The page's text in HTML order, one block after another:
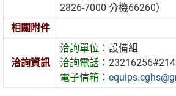
2826-7000 分機66260）
相關附件
洽詢資訊
洽詢單位：設備組
洽詢電話：23216256#214
電子信箱：